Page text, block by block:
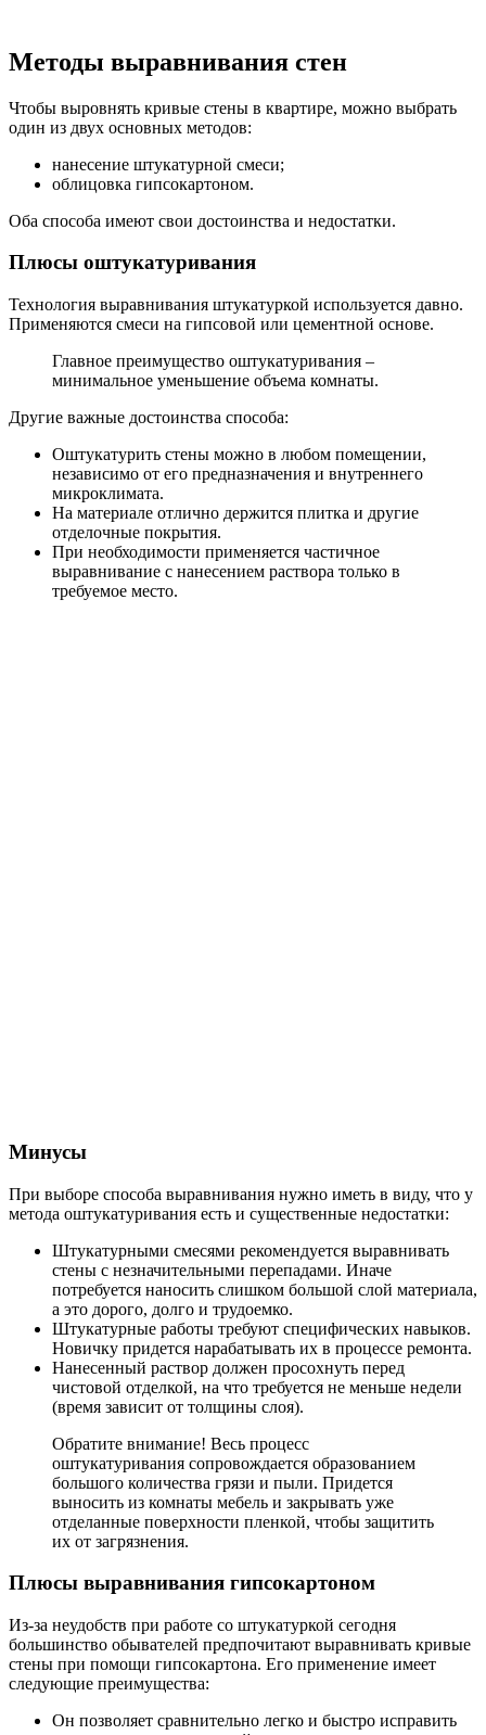
Методы выравнивания стен
Чтобы выровнять кривые стены в квартире, можно выбрать
один из двух основных методов:
нанесение штукатурной смеси;
облицовка гипсокартоном.
Оба способа имеют свои достоинства и недостатки.
Плюсы оштукатуривания
Технология выравнивания штукатуркой используется давно.
Применяются смеси на гипсовой или цементной основе.
Главное преимущество оштукатуривания –
минимальное уменьшение объема комнаты.
Другие важные достоинства способа:
Оштукатурить стены можно в любом помещении,
независимо от его предназначения и внутреннего
микроклимата.
На материале отлично держится плитка и другие
отделочные покрытия.
При необходимости применяется частичное
выравнивание с нанесением раствора только в
требуемое место.
Минусы
При выборе способа выравнивания нужно иметь в виду, что у
метода оштукатуривания есть и существенные недостатки:
Штукатурными смесями рекомендуется выравнивать
стены с незначительными перепадами. Иначе
потребуется наносить слишком большой слой материала,
а это дорого, долго и трудоемко.
Штукатурные работы требуют специфических навыков.
Новичку придется нарабатывать их в процессе ремонта.
Нанесенный раствор должен просохнуть перед
чистовой отделкой, на что требуется не меньше недели
(время зависит от толщины слоя).
Обратите внимание! Весь процесс
оштукатуривания сопровождается образованием
большого количества грязи и пыли. Придется
выносить из комнаты мебель и закрывать уже
отделанные поверхности пленкой, чтобы защитить
их от загрязнения.
Плюсы выравнивания гипсокартоном
Из-за неудобств при работе со штукатуркой сегодня
большинство обывателей предпочитают выравнивать кривые
стены при помощи гипсокартона. Его применение имеет
следующие преимущества:
Он позволяет сравнительно легко и быстро исправить